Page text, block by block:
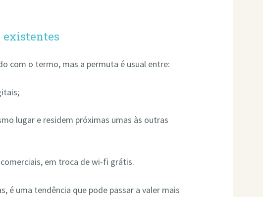
existentes
com o termo, mas a permuta é usual entre:
lugar e residem próximas umas às outras
em troca de wi-fi grátis.
é uma tendência que pode passar a valer mais